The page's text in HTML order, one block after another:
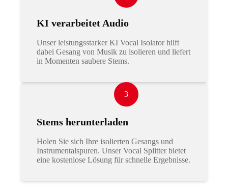
KI verarbeitet Audio
Unser leistungsstarker KI Vocal Isolator hilft
dabei Gesang von Musik zu isolieren und liefert
in Momenten saubere Stems.
3
Stems herunterladen
Holen Sie sich Ihre isolierten Gesangs und
Instrumentalspuren. Unser Vocal Splitter bietet
eine kostenlose Lösung für schnelle Ergebnisse.